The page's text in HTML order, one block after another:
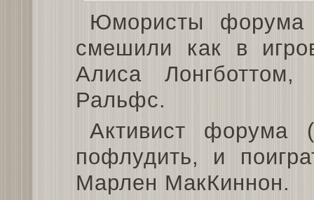
Юмористы форума
смешили как в
Алиса
Ральфс.
Активист форума
пофлудить, и
Марлен МакКиннон.